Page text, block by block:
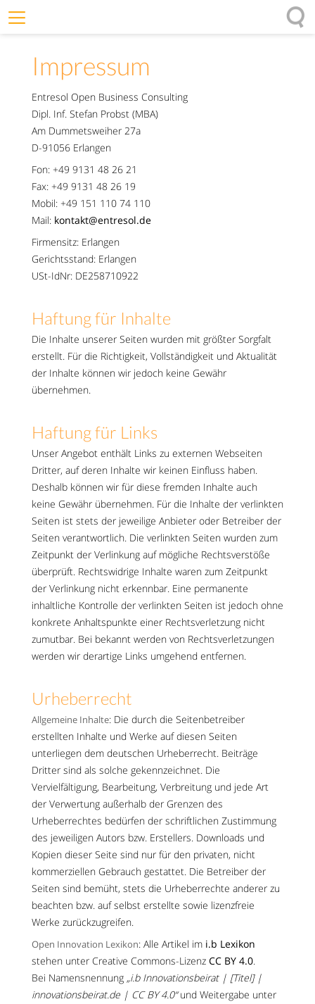
Offenheit
Entfaltungskraft
Wirkung
Impulse
Impressum
Entresol Open Business Consulting
Dipl. Inf. Stefan Probst (MBA)
Am Dummetsweiher 27a
D-91056 Erlangen
Fon: +49 9131 48 26 21
Fax: +49 9131 48 26 19
Mobil: +49 151 110 74 110
Mail: kontakt@entresol.de
Firmensitz: Erlangen
Gerichtsstand: Erlangen
USt-IdNr: DE258710922
Haftung für Inhalte
Die Inhalte unserer Seiten wurden mit größter Sorgfalt
erstellt. Für die Richtigkeit, Vollständigkeit und Aktualität
der Inhalte können wir jedoch keine Gewähr
übernehmen.
Haftung für Links
Unser Angebot enthält Links zu externen Webseiten
Dritter, auf deren Inhalte wir keinen Einfluss haben.
Deshalb können wir für diese fremden Inhalte auch
keine Gewähr übernehmen. Für die Inhalte der verlinkten
Seiten ist stets der jeweilige Anbieter oder Betreiber der
Seiten verantwortlich. Die verlinkten Seiten wurden zum
Zeitpunkt der Verlinkung auf mögliche Rechtsverstöße
überprüft. Rechtswidrige Inhalte waren zum Zeitpunkt
der Verlinkung nicht erkennbar. Eine permanente
inhaltliche Kontrolle der verlinkten Seiten ist jedoch ohne
konkrete Anhaltspunkte einer Rechtsverletzung nicht
zumutbar. Bei bekannt werden von Rechtsverletzungen
werden wir derartige Links umgehend entfernen.
Urheberrecht
Allgemeine Inhalte: Die durch die Seitenbetreiber
erstellten Inhalte und Werke auf diesen Seiten
unterliegen dem deutschen Urheberrecht. Beiträge
Dritter sind als solche gekennzeichnet. Die
Vervielfältigung, Bearbeitung, Verbreitung und jede Art
der Verwertung außerhalb der Grenzen des
Urheberrechtes bedürfen der schriftlichen Zustimmung
des jeweiligen Autors bzw. Erstellers. Downloads und
Kopien dieser Seite sind nur für den privaten, nicht
kommerziellen Gebrauch gestattet. Die Betreiber der
Seiten sind bemüht, stets die Urheberrechte anderer zu
beachten bzw. auf selbst erstellte sowie lizenzfreie
Werke zurückzugreifen.
Open Innovation Lexikon: Alle Artikel im i.b Lexikon
stehen unter Creative Commons-Lizenz CC BY 4.0.
Bei Namensnennung „i.b Innovationsbeirat | [Titel] |
innovationsbeirat.de | CC BY 4.0“und Weitergabe unter